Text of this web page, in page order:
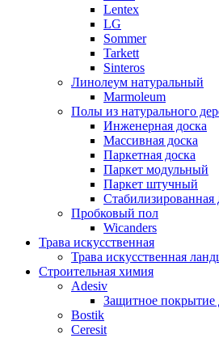
Lentex
LG
Sommer
Tarkett
Sinteros
Линолеум натуральный
Marmoleum
Полы из натурального
Инженерная доска
Массивная доска
Паркетная доска
Паркет модульный
Паркет штучный
Стабилизированная
Пробковый пол
Wicanders
Трава искусственная
Трава искусственная
Строительная химия
Adesiv
Защитное покрытие
Bostik
Ceresit